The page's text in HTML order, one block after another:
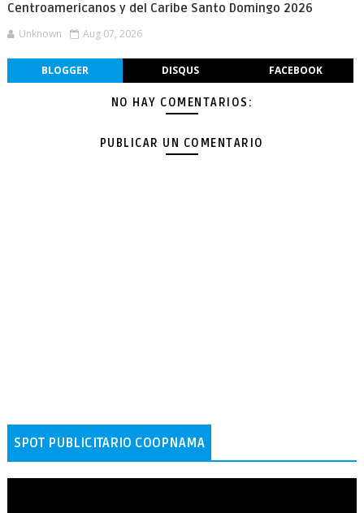
Centroamericanos y del Caribe Santo Domingo 2026
Unknown Aug 07, 2026
BLOGGER DISQUS FACEBOOK
NO HAY COMENTARIOS:
PUBLICAR UN COMENTARIO
SPOT PUBLICITARIO COOPNAMA